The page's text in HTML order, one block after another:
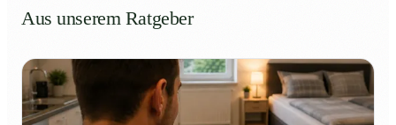
Aus unserem Ratgeber